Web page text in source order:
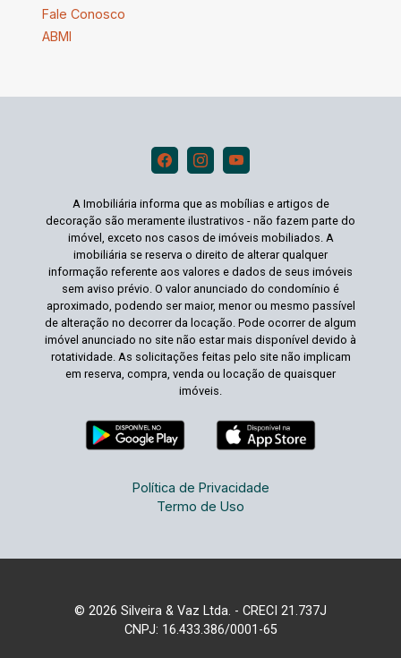
Fale Conosco
ABMI
A Imobiliária informa que as mobílias e artigos de
decoração são meramente ilustrativos - não fazem parte do
imóvel, exceto nos casos de imóveis mobiliados. A
imobiliária se reserva o direito de alterar qualquer
informação referente aos valores e dados de seus imóveis
sem aviso prévio. O valor anunciado do condomínio é
aproximado, podendo ser maior, menor ou mesmo passível
de alteração no decorrer da locação. Pode ocorrer de algum
imóvel anunciado no site não estar mais disponível devido à
rotatividade. As solicitações feitas pelo site não implicam
em reserva, compra, venda ou locação de quaisquer
imóveis.
Política de Privacidade
Termo de Uso
© 2026 Silveira & Vaz Ltda. - CRECI 21.737J
CNPJ: 16.433.386/0001-65